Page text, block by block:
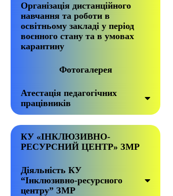
Організація дистанційного
навчання та роботи в
освітньому закладі у період
воєнного стану та в умовах
карантину
Фотогалерея
Атестація педагогічних
працівників
КУ «ІНКЛЮЗИВНО-
РЕСУРСНИЙ ЦЕНТР» ЗМР
Діяльність КУ
“Інклюзивно-ресурсного
центру” ЗМР